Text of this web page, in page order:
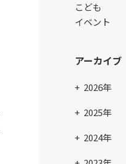
こども
イベント
アーカイブ
2026年
2025年
2024年